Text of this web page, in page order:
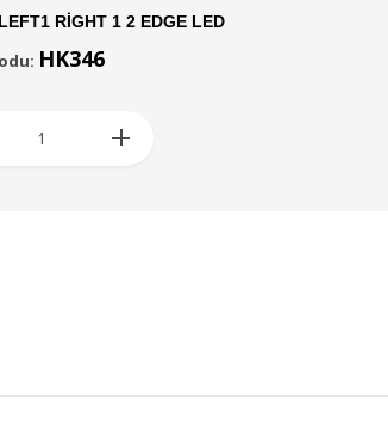
RİGHT 1 2 EDGE LED
HK346